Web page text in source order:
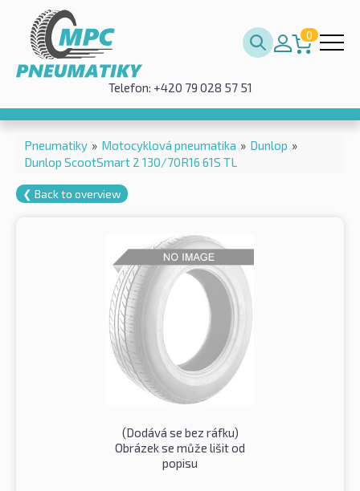
0
Telefon: +420 79 028 57 51
Pneumatiky » Motocyklová pneumatika » Dunlop »
Dunlop ScootSmart 2 130/70R16 61S TL
❮ Back to overview
(Dodává se bez ráfku)
Obrázek se může lišit od
popisu